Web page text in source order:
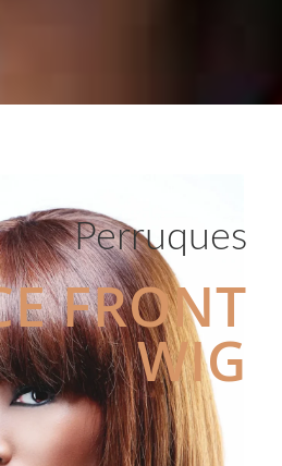
Perruques
FRONT
WIG